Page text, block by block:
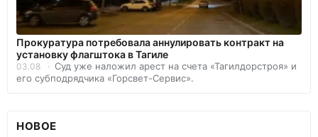
Прокуратура потребовала аннулировать контракт на
установку флагштока в Тагиле
03.08
Суд уже наложил арест на счета «Тагилдорстроя» и
его субподрядчика «Горсвет-Сервис».
НОВОЕ